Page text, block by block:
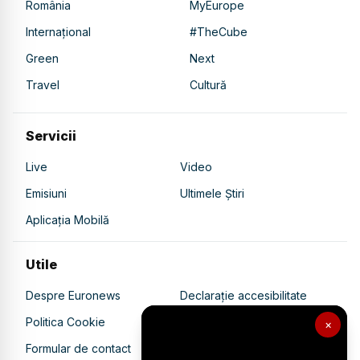
×
România
MyEurope
Internațional
#TheCube
Green
Next
Travel
Cultură
Servicii
Live
Video
Emisiuni
Ultimele Știri
Aplicația Mobilă
Utile
Despre Euronews
Declarație accesibilitate
Politica Cookie
Politica de confidențialitate
Formular de contact